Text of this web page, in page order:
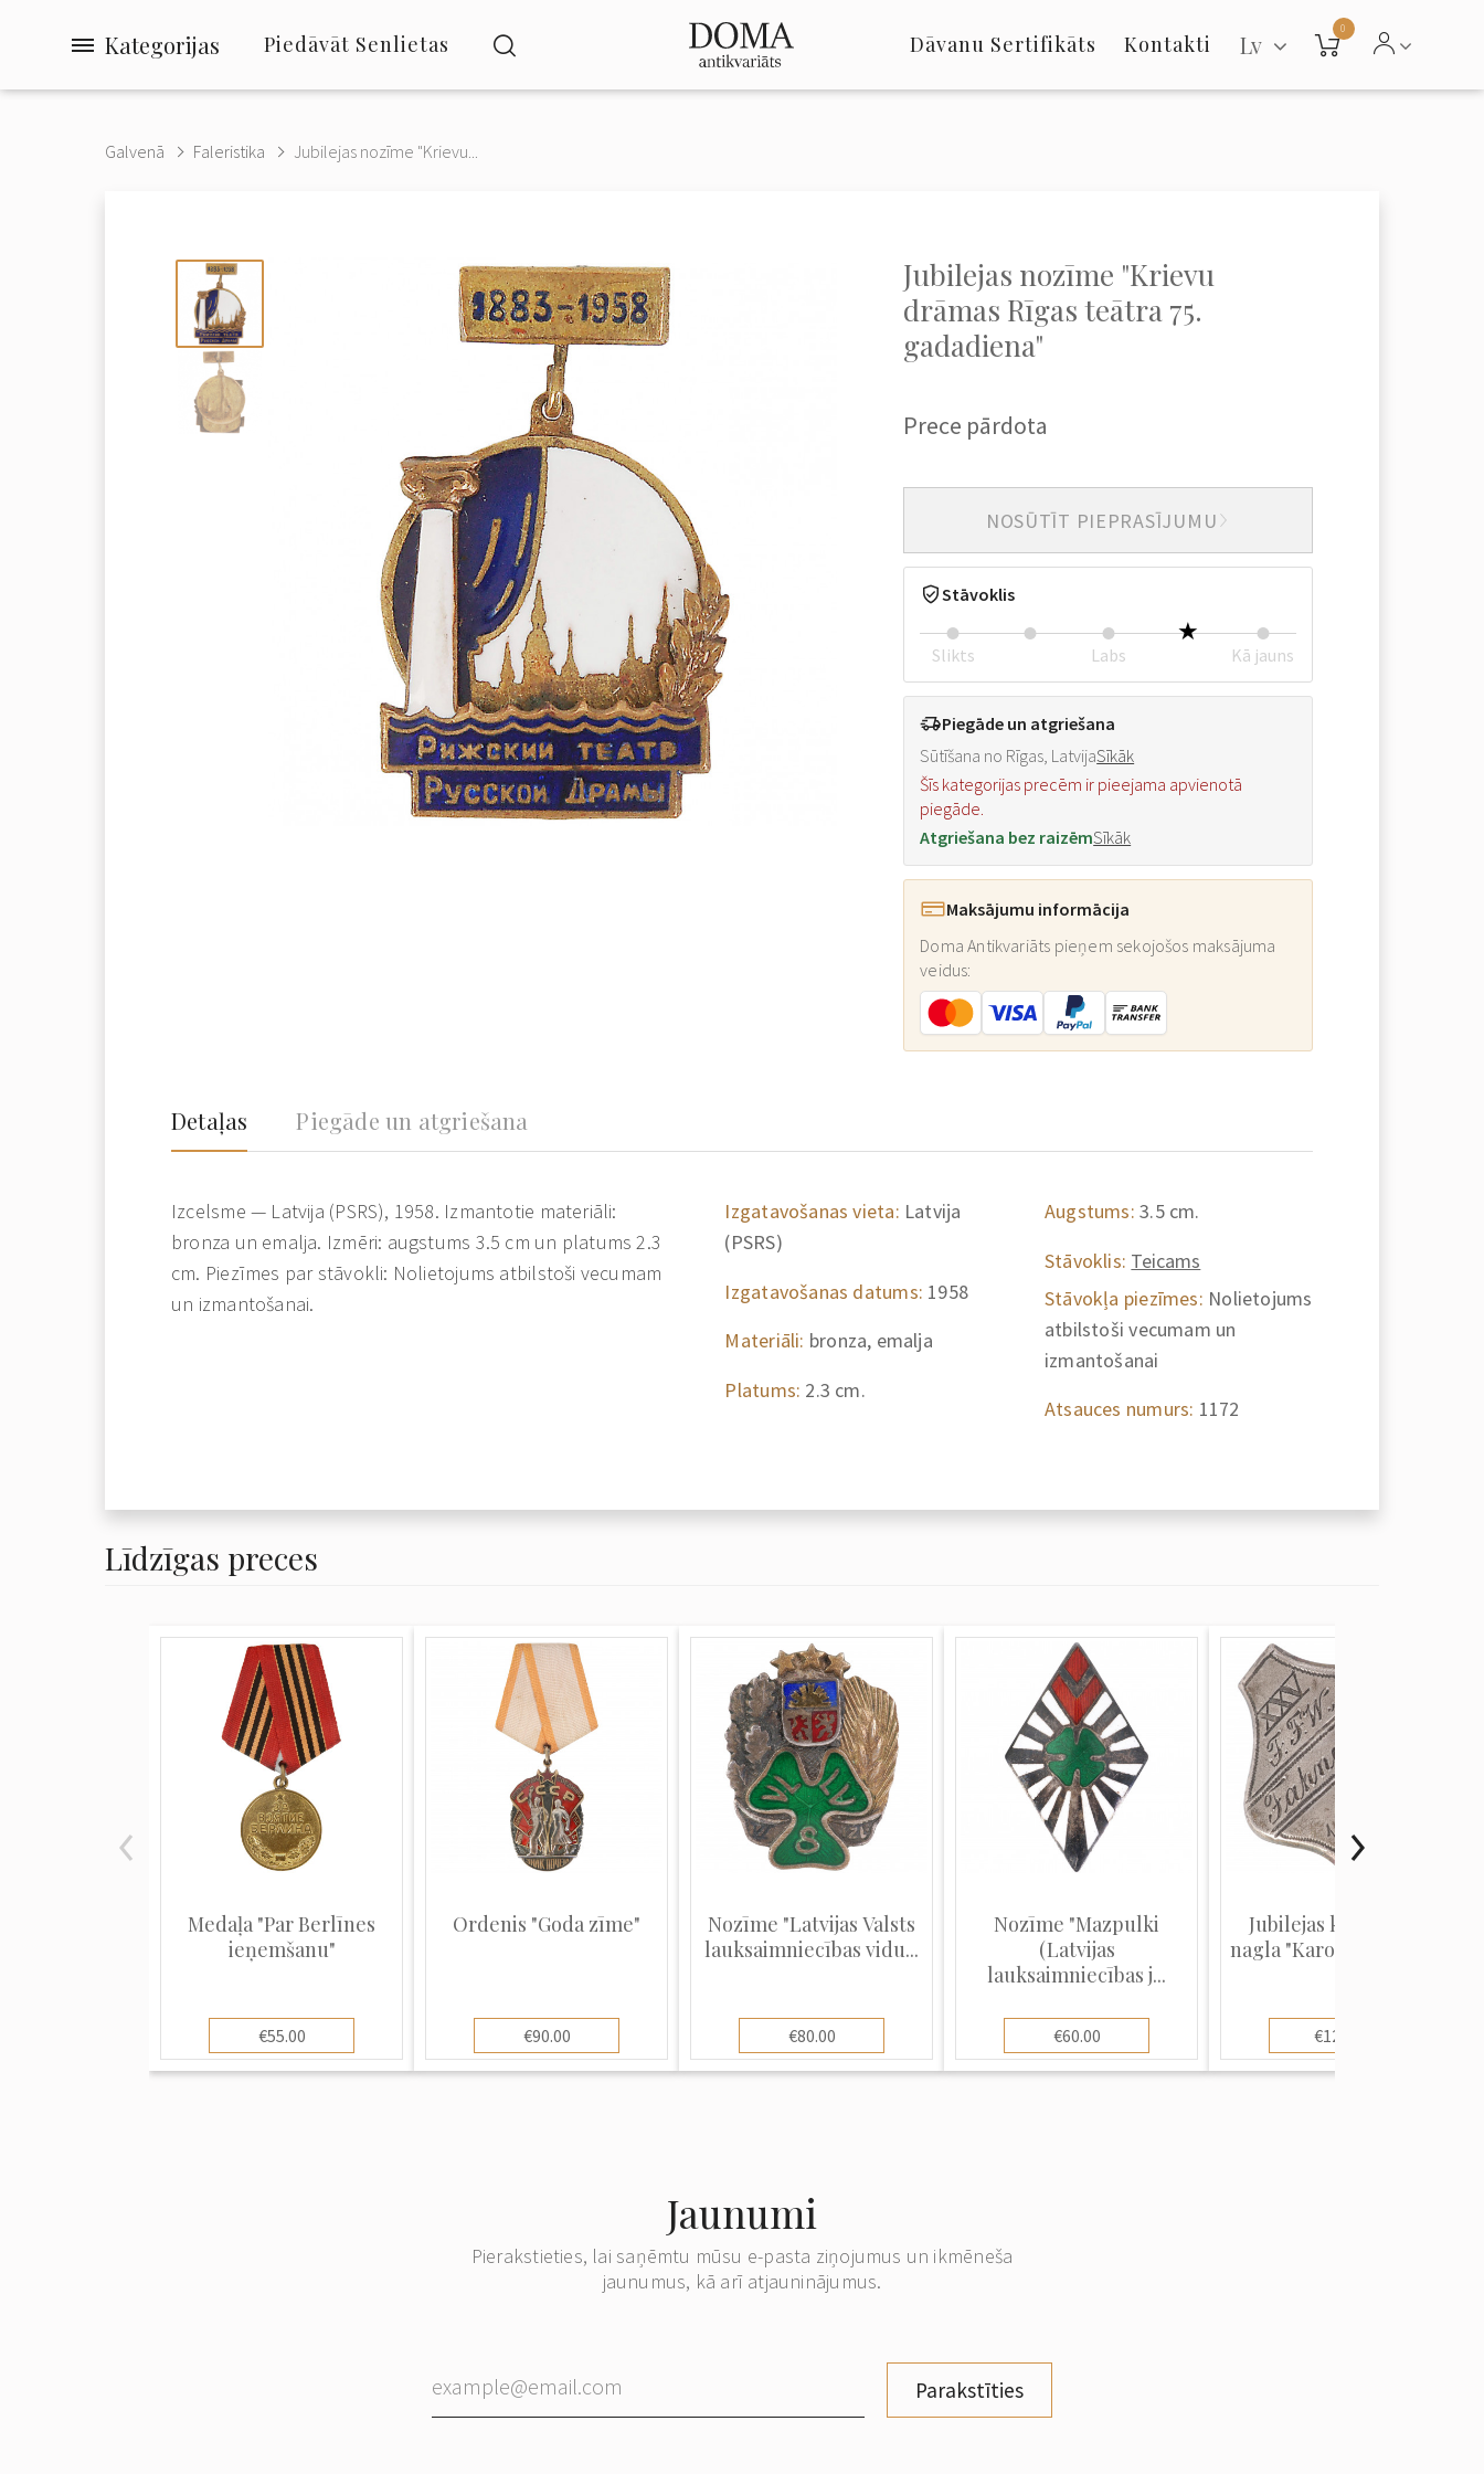
Kategorijas Piedāvāt Senlietas Dāvanu Sertifikāts Kontakti Lv
0
Galvenā Faleristika Jubilejas nozīme "Krievu...
Jubilejas nozīme "Krievu
drāmas Rīgas teātra 75.
gadadiena"
Prece pārdota
NOSŪTĪT PIEPRASĪJUMU
Stāvoklis
Slikts Labs Kā jauns
Piegāde un atgriešana
Sūtīšana no Rīgas, LatvijaSīkāk
Šīs kategorijas precēm ir pieejama apvienotā
piegāde.
Atgriešana bez raizēmSīkāk
Maksājumu informācija
Doma Antikvariāts pieņem sekojošos maksājuma
veidus:
Detaļas Piegāde un atgriešana
Izcelsme — Latvija (PSRS), 1958. Izmantotie materiāli:
bronza un emalja. Izmēri: augstums 3.5 cm un platums 2.3
cm. Piezīmes par stāvokli: Nolietojums atbilstoši vecumam
un izmantošanai.
Izgatavošanas vieta: Latvija
(PSRS)
Izgatavošanas datums: 1958
Materiāli: bronza, emalja
Platums: 2.3 cm.
Augstums: 3.5 cm.
Stāvoklis: Teicams
Stāvokļa piezīmes: Nolietojums
atbilstoši vecumam un
izmantošanai
Atsauces numurs: 1172
Līdzīgas preces
Medaļa "Par Berlīnes
ieņemšanu"
€55.00
Ordenis "Goda zīme"
€90.00
Nozīme "Latvijas Valsts
lauksaimniecības vidu...
€80.00
Nozīme "Mazpulki
(Latvijas
lauksaimniecības j...
€60.00
Jubilejas karoga kāta
nagla "Karoga iesvētīša...
€120.00
Jaunumi
Pierakstieties, lai saņēmtu mūsu e-pasta ziņojumus un ikmēneša
jaunumus, kā arī atjauninājumus.
Parakstīties